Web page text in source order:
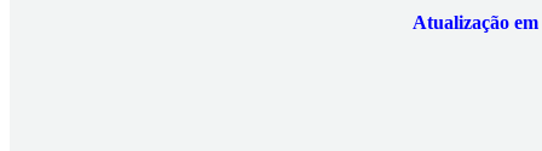
Atualização